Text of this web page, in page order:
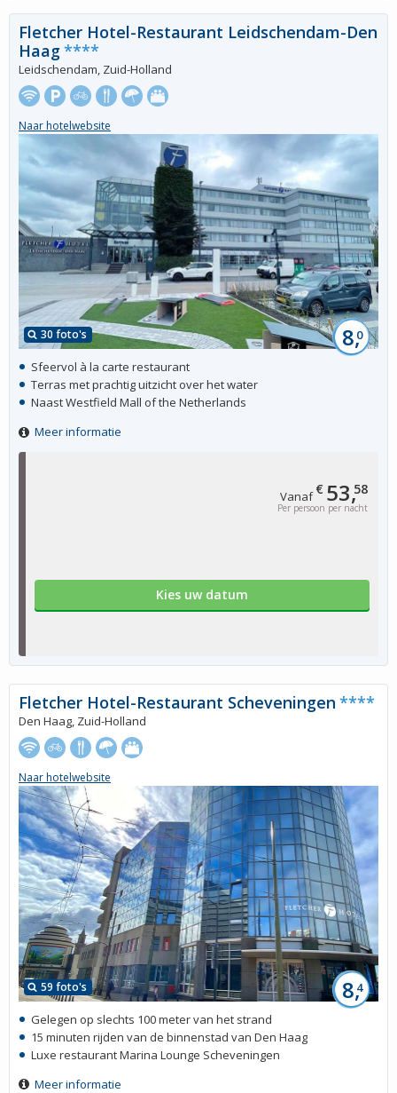
Vanaf€ 53,58
Per persoon per nacht
Kies uw datum
30 foto's 8,0
Fletcher Hotel-Restaurant Leidschendam-Den
Haag****
Leidschendam, Zuid-Holland
Naar hotelwebsite
Sfeervol à la carte restaurant
Terras met prachtig uitzicht over het water
Naast Westfield Mall of the Netherlands
Meer informatie
59 foto's 8,4
Fletcher Hotel-Restaurant Scheveningen ****
Den Haag, Zuid-Holland
Naar hotelwebsite
Gelegen op slechts 100 meter van het strand
15 minuten rijden van de binnenstad van Den Haag
Luxe restaurant Marina Lounge Scheveningen
Meer informatie